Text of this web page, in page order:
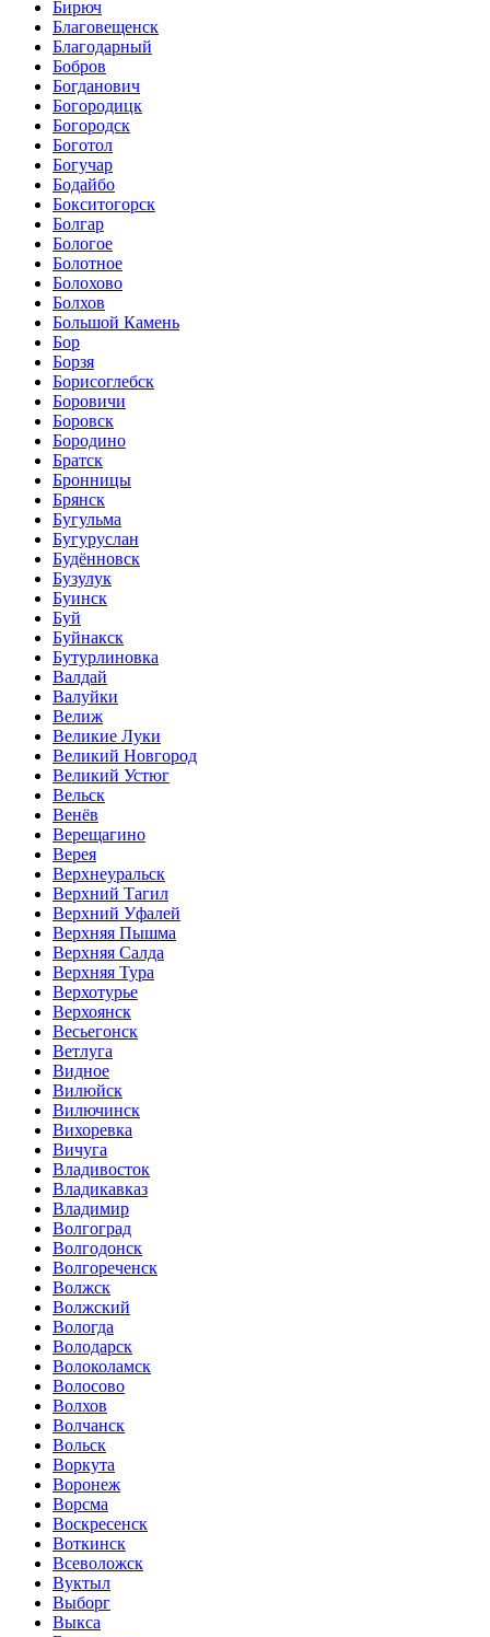
Бирюч
Благовещенск
Благодарный
Бобров
Богданович
Богородицк
Богородск
Боготол
Богучар
Бодайбо
Бокситогорск
Болгар
Бологое
Болотное
Болохово
Болхов
Большой Камень
Бор
Борзя
Борисоглебск
Боровичи
Боровск
Бородино
Братск
Бронницы
Брянск
Бугульма
Бугуруслан
Будённовск
Бузулук
Буинск
Буй
Буйнакск
Бутурлиновка
Валдай
Валуйки
Велиж
Великие Луки
Великий Новгород
Великий Устюг
Вельск
Венёв
Верещагино
Верея
Верхнеуральск
Верхний Тагил
Верхний Уфалей
Верхняя Пышма
Верхняя Салда
Верхняя Тура
Верхотурье
Верхоянск
Весьегонск
Ветлуга
Видное
Вилюйск
Вилючинск
Вихоревка
Вичуга
Владивосток
Владикавказ
Владимир
Волгоград
Волгодонск
Волгореченск
Волжск
Волжский
Вологда
Володарск
Волоколамск
Волосово
Волхов
Волчанск
Вольск
Воркута
Воронеж
Ворсма
Воскресенск
Воткинск
Всеволожск
Вуктыл
Выборг
Выкса